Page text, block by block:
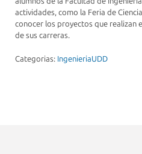
actividades, como la Feria de
conocer los proyectos que realizan
de sus carreras.
Categorias: IngenieriaUDD